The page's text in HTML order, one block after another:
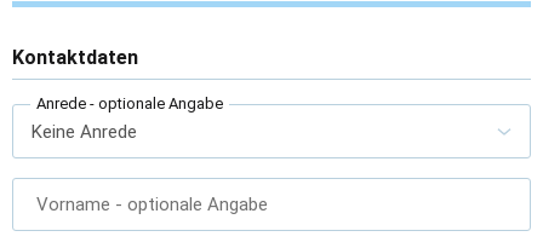
Kontaktdaten
Anrede - optionale Angabe
Vorname - optionale Angabe